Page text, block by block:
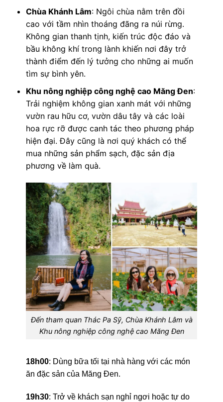
Chùa Khánh Lâm: Ngôi chùa nằm trên đồi
cao với tầm nhìn thoáng đãng ra núi rừng.
Không gian thanh tịnh, kiến trúc độc đáo và
bầu không khí trong lành khiến nơi đây trở
thành điểm đến lý tưởng cho những ai muốn
tìm sự bình yên.
Khu nông nghiệp công nghệ cao Măng Đen:
Trải nghiệm không gian xanh mát với những
vườn rau hữu cơ, vườn dâu tây và các loài
hoa rực rỡ được canh tác theo phương pháp
hiện đại. Đây cũng là nơi quý khách có thể
mua những sản phẩm sạch, đặc sản địa
phương về làm quà.
Đến tham quan Thác Pa Sỹ, Chùa Khánh Lâm và
Khu nông nghiệp công nghệ cao Măng Đen
18h00: Dùng bữa tối tại nhà hàng với các món
ăn đặc sản của Măng Đen.
19h30: Trở về khách sạn nghỉ ngơi hoặc tự do